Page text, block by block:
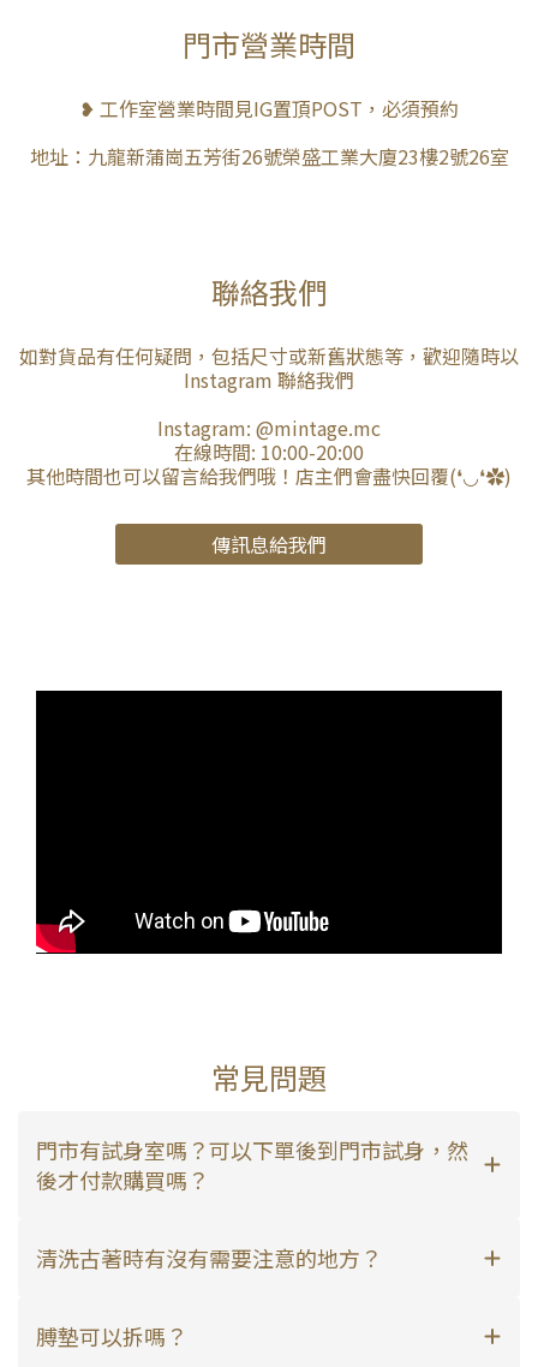
門市營業時間
❥ 工作室營業時間見IG置頂POST，必須預約
地址：九龍新蒲崗五芳街26號榮盛工業大廈23樓2號26室
聯絡我們
如對貨品有任何疑問，包括尺寸或新舊狀態等，歡迎隨時以
Instagram 聯絡我們
Instagram: @mintage.mc
在線時間: 10:00-20:00
其他時間也可以留言給我們哦！店主們會盡快回覆(❛◡❛✿)
傳訊息給我們
常見問題
門市有試身室嗎？可以下單後到門市試身，然
後才付款購買嗎？
清洗古著時有沒有需要注意的地方？
膊墊可以拆嗎？